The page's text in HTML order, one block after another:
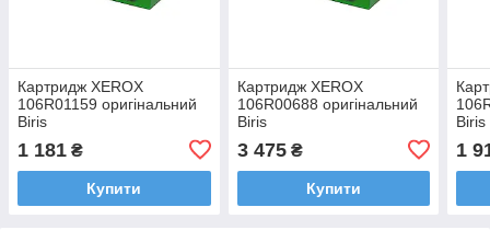
Картридж XEROX
106R01159 оригінальний
Biris
1 181 ₴
Купити
Картридж XEROX
106R00688 оригінальний
Biris
3 475₴
Купити
Biris
1